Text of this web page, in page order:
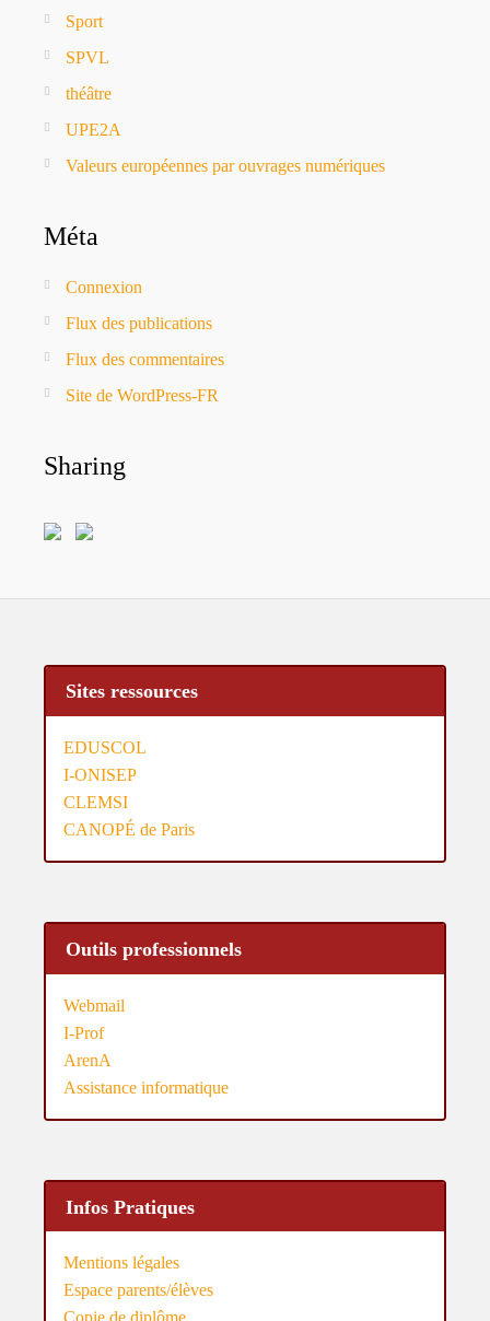
Sport
SPVL
théâtre
UPE2A
Valeurs européennes par ouvrages numériques
Méta
Connexion
Flux des publications
Flux des commentaires
Site de WordPress-FR
Sharing
Sites ressources
EDUSCOL
I-ONISEP
CLEMSI
CANOPÉ de Paris
Outils professionnels
Webmail
I-Prof
ArenA
Assistance informatique
Infos Pratiques
Mentions légales
Espace parents/élèves